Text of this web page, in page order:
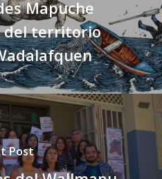
Mapuche
del territorio
Post